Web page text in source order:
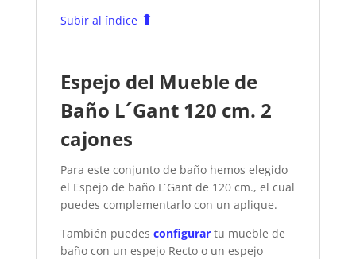
Subir al índice ⬆
Espejo del Mueble de
Baño L´Gant 120 cm. 2
cajones
Para este conjunto de baño hemos elegido
el Espejo de baño L´Gant de 120 cm., el cual
puedes complementarlo con un aplique.
También puedes configurartu mueble de
baño con un espejo Recto o un espejo